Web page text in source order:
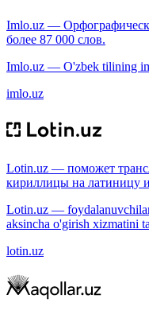
Imlo.uz —
более 87 000 слов.
Imlo.uz — O'zbek tilining
imlo.uz
Lotin.uz — поможет
кириллицы на латиницу
Lotin.uz —
aksincha o'girish xizmatini
lotin.uz